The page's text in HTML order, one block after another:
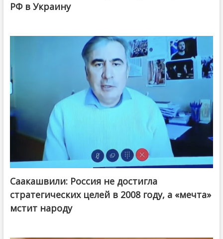
РФ в Украину
Саакашвили: Россия не достигла
стратегических целей в 2008 году, а «мечта»
мстит народу